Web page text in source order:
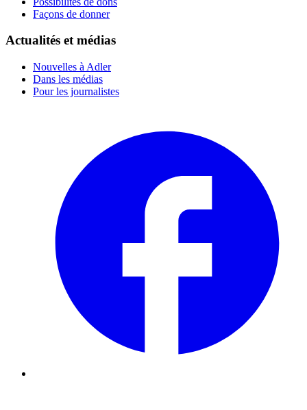
Façons de donner
Actualités et médias
Nouvelles à Adler
Dans les médias
Pour les journalistes